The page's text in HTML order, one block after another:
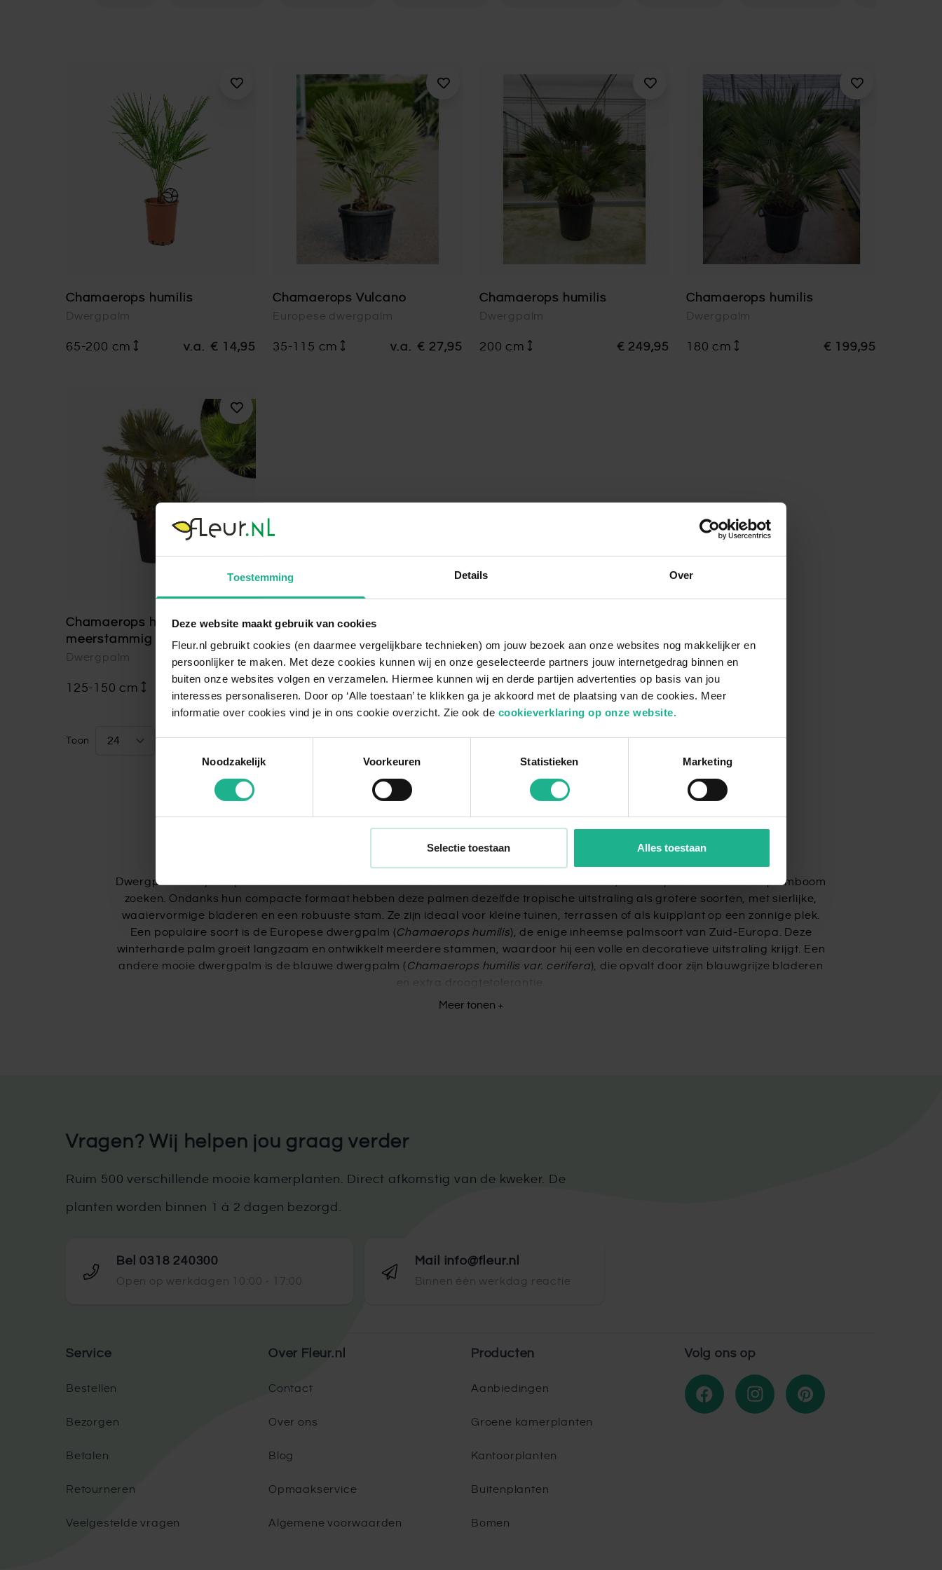
Toestemming Details Over
Deze website maakt gebruik van cookies
Fleur.nl gebruikt cookies (en daarmee vergelijkbare technieken) om jouw bezoek aan onze websites nog makkelijker en
persoonlijker te maken. Met deze cookies kunnen wij en onze geselecteerde partners jouw internetgedrag binnen en
buiten onze websites volgen en verzamelen. Hiermee kunnen wij en derde partijen advertenties op basis van jou
interesses personaliseren. Door op ‘Alle toestaan’ te klikken ga je akkoord met de plaatsing van de cookies. Meer
informatie over cookies vind je in ons cookie overzicht. Zie ook de cookieverklaring op onze website.
Noodzakelijk
Voorkeuren Statistieken Marketing
Selectie toestaan Alles toestaan
Chamaerops humilis
Dwergpalm
65-200 cm v.a. € 14,95
Chamaerops Vulcano
Europese dwergpalm
35-115 cm v.a. € 27,95
Chamaerops humilis
Dwergpalm
200 cm € 249,95
Chamaerops humilis
Dwergpalm
180 cm € 199,95
Chamaerops humilis -
meerstammig
Dwergpalm
125-150 cm
Toon
Dwergpalmen – compacte palmbomen met een mediterrane uitstraling
Dwergpalmen zijn de perfecte keuze voor liefhebbers van exotische tuinen die een kleinere, makkelijk te onderhouden palmboom
zoeken. Ondanks hun compacte formaat hebben deze palmen dezelfde tropische uitstraling als grotere soorten, met sierlijke,
waaiervormige bladeren en een robuuste stam. Ze zijn ideaal voor kleine tuinen, terrassen of als kuipplant op een zonnige plek.
Een populaire soort is de Europese dwergpalm (Chamaerops humilis), de enige inheemse palmsoort van Zuid-Europa. Deze
winterharde palm groeit langzaam en ontwikkelt meerdere stammen, waardoor hij een volle en decoratieve uitstraling krijgt. Een
andere mooie dwergpalm is de blauwe dwergpalm (Chamaerops humilis var. cerifera), die opvalt door zijn blauwgrijze bladeren
en extra droogtetolerantie.
Met hun mediterrane charme, winterhardheid en compacte vorm zijn dwergpalmen een uitstekende keuze voor iedereen die een
Aanplantservice en aanplantpakketten
met alle liefde de boom voor je. Het kan een groot voordeel zijn dat wij je een hoop werk uit handen nemen. De aanplantservice is
aanplantservice in combinatie met dit aanplantpakket, krijg je standaard een half jaar aangroeigarantie. Bomen met
Meer tonen +
Vragen? Wij helpen jou graag verder
Ruim 500 verschillende mooie kamerplanten. Direct afkomstig van de kweker. De
planten worden binnen 1 à 2 dagen bezorgd.
Bel 0318 240300
Open op werkdagen 10:00 - 17:00
Mail info@fleur.nl
Binnen één werkdag reactie
Service
Bestellen
Bezorgen
Betalen
Retourneren
Veelgestelde vragen
Over Fleur.nl
Contact
Over ons
Blog
Opmaakservice
Algemene voorwaarden
Producten
Aanbiedingen
Groene kamerplanten
Kantoorplanten
Buitenplanten
Bomen
Volg ons op